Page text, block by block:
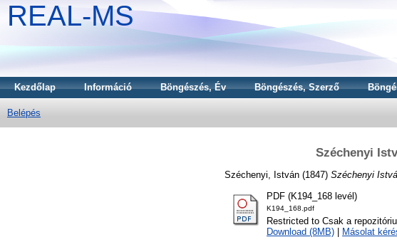
REAL-MS
Kezdőlap Információ Böngészés, Év Böngészés, Szerző
Belépés
Széchenyi
Széchenyi, István (1847) Széchenyi
PDF (K194_168 levél)
K194_168.pdf
Restricted to Csak a
Download (8MB)
Másolat